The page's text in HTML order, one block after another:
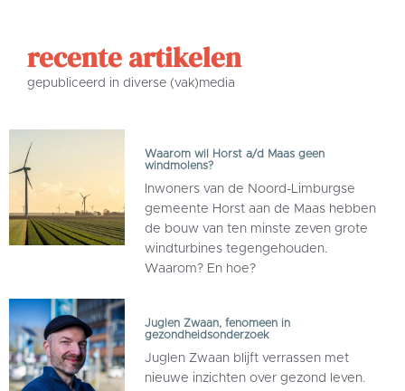
recente artikelen
gepubliceerd in diverse (vak)media
Waarom wil Horst a/d Maas geen
windmolens?
Inwoners van de Noord-Limburgse
gemeente Horst aan de Maas hebben
de bouw van ten minste zeven grote
windturbines tegengehouden.
Waarom? En hoe?
Juglen Zwaan, fenomeen in
gezondheidsonderzoek
Juglen Zwaan blijft verrassen met
nieuwe inzichten over gezond leven.